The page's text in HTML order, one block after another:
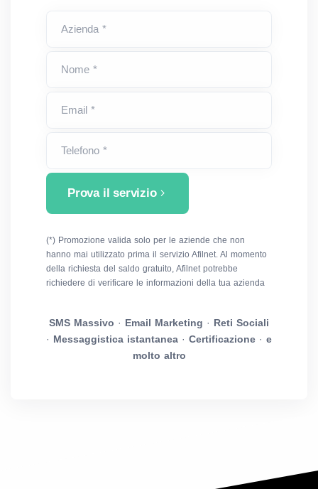
Azienda *
Nome *
Email *
Telefono *
Prova il servizio
(*) Promozione valida solo per le aziende che non
hanno mai utilizzato prima il servizio Afilnet. Al momento
della richiesta del saldo gratuito, Afilnet potrebbe
richiedere di verificare le informazioni della tua azienda
SMS Massivo · Email Marketing · Reti Sociali
· Messaggistica istantanea · Certificazione · e
molto altro